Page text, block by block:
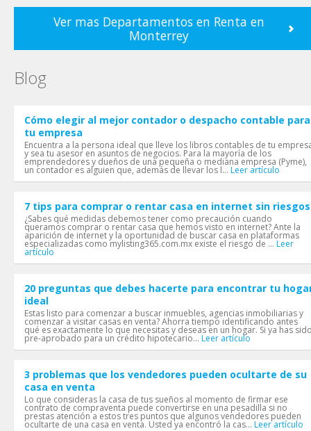
Ver mas Departamentos en Renta en
Monterrey
Blog
Cómo elegir al mejor contador o despacho contable para
tu empresa
Encuentra a la persona ideal que lleve los libros contables de tu
y sea tu asesor en asuntos de negocios. Para la mayoría de los
emprendedores y dueños de una pequeña o mediana empresa (Pyme),
un contador es alguien que, además de llevar los l... Leer artículo
7 tips para comprar o rentar casa en internet sin riesgos
¿Sabes qué medidas debemos tener como precaución cuando
queramos comprar o rentar casa que hemos visto en internet? Ante la
aparición de internet y la oportunidad de buscar casa en plataformas
especializadas como mylisting365.com.mx existe el riesgo de ... Leer
artículo
20 preguntas que debes hacerte para encontrar tu
ideal
Estas listo para comenzar a buscar inmuebles, agencias inmobiliarias y
comenzar a visitar casas en venta? Ahorra tiempo identificando antes
qué es exactamente lo que necesitas y deseas en un hogar. Si ya has
pre-aprobado para un crédito hipotecario... Leer artículo
3 problemas que los vendedores pueden ocultarte de su
casa en venta
Lo que consideras la casa de tus sueños al momento de firmar ese
contrato de compraventa puede convertirse en una pesadilla si no
prestas atención a estos tres puntos que algunos vendedores pueden
ocultarte de una casa en venta. Usted ya encontró la cas... Leer artículo